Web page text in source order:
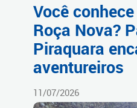
Você
Roça Nova?
Piraquara
aventureiros
11/07/2026